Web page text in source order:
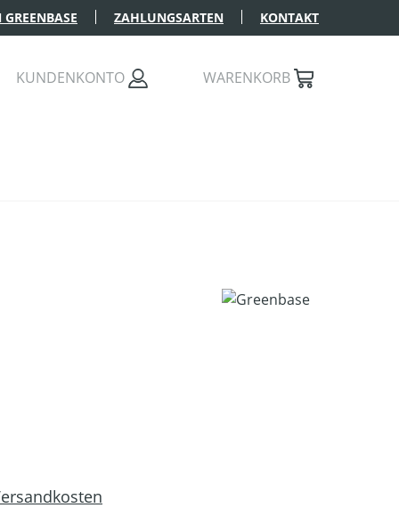
ZAHLUNGSARTEN KONTAKT
KUNDENKONTO WARENKORB